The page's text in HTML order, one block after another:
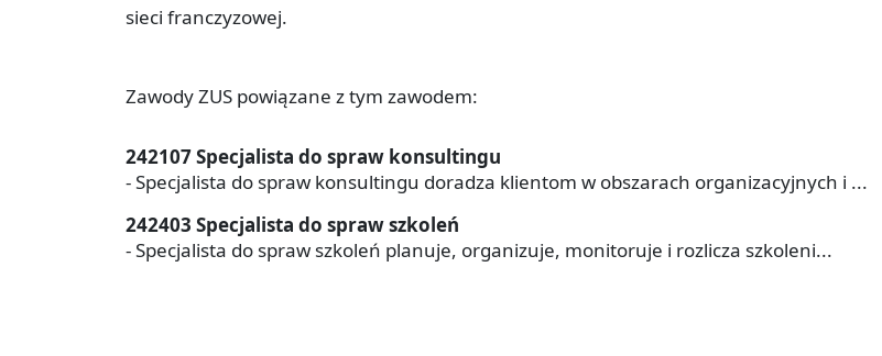
sieci franczyzowej.
Zawody ZUS powiązane z tym zawodem:
242107 Specjalista do spraw konsultingu
- Specjalista do spraw konsultingu doradza klientom w obszarach organizacyjnych i ...
242403 Specjalista do spraw szkoleń
- Specjalista do spraw szkoleń planuje, organizuje, monitoruje i rozlicza szkoleni...